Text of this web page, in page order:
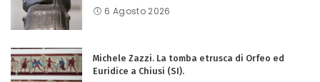
6 Agosto 2026
Michele Zazzi. La tomba etrusca di Orfeo ed
Euridice a Chiusi (SI).